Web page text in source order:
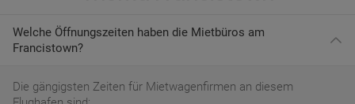
Welche Öffnungszeiten haben die Mietbüros am
Francistown?
Die gängigsten Zeiten für Mietwagenfirmen an diesem